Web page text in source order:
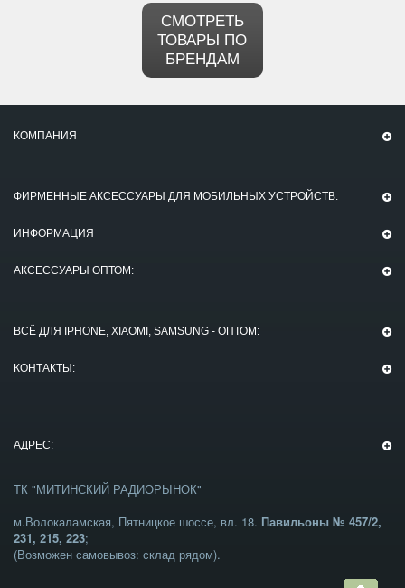
СМОТРЕТЬ
ТОВАРЫ ПО
БРЕНДАМ
КОМПАНИЯ
ФИРМЕННЫЕ АКСЕССУАРЫ ДЛЯ МОБИЛЬНЫХ УСТРОЙСТВ:
ИНФОРМАЦИЯ
АКСЕССУАРЫ ОПТОМ:
ВСЁ ДЛЯ IPHONE, XIAOMI, SAMSUNG - ОПТОМ:
КОНТАКТЫ:
АДРЕС:
ТК "МИТИНСКИЙ РАДИОРЫНОК"
м.Волокаламская, Пятницкое шоссе, вл. 18. Павильоны № 457/2,
231, 215, 223;
(Возможен самовывоз: склад рядом).